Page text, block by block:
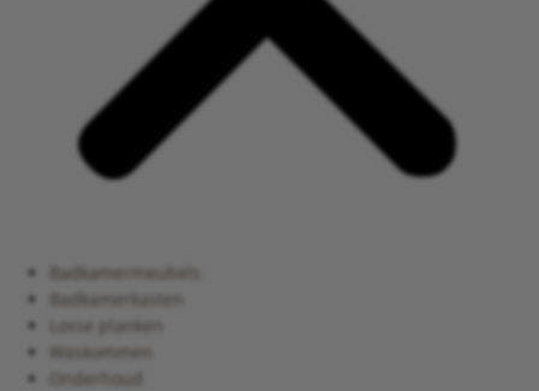
Badkamermeubels
Badkamerkasten
Losse planken
Waskommen
Onderhoud